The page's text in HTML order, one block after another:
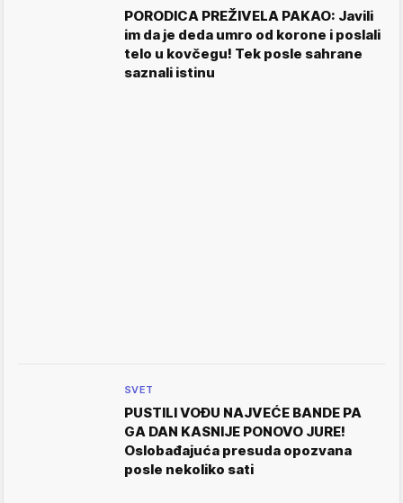
PORODICA PREŽIVELA PAKAO: Javili
im da je deda umro od korone i poslali
telo u kovčegu! Tek posle sahrane
saznali istinu
SVET
PUSTILI VOĐU NAJVEĆE BANDE PA
GA DAN KASNIJE PONOVO JURE!
Oslobađajuća presuda opozvana
posle nekoliko sati